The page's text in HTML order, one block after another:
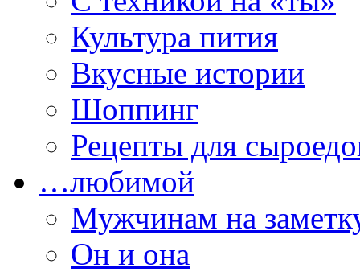
Культура пития
Вкусные истории
Шоппинг
Рецепты для
…любимой
Мужчинам на
Он и она